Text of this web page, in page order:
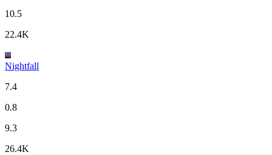
10.5
22.4K
Nightfall
7.4
0.8
9.3
26.4K